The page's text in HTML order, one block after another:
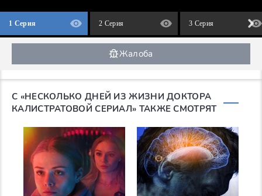
1 Серия 2 Серия 3 Серия
Жалоба
С «НЕСКОЛЬКО ДНЕЙ ИЗ ЖИЗНИ ДОКТОРА
КАЛИСТРАТОВОЙ СЕРИАЛ» ТАКЖЕ СМОТРЯТ